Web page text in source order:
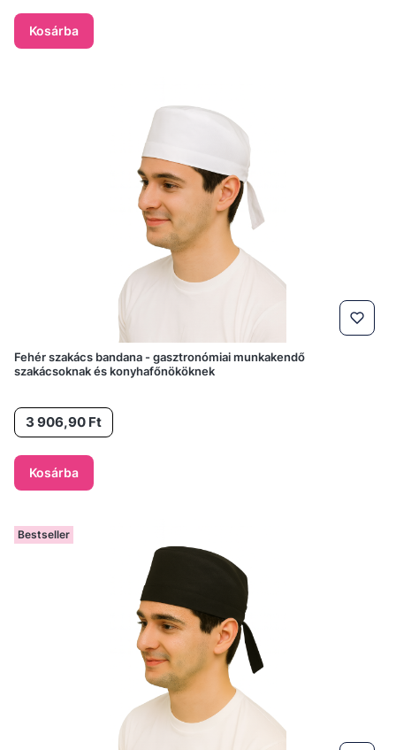
Kosárba
Fehér szakács bandana - gasztronómiai munkakendő
szakácsoknak és konyhafőnököknek
Ár3 906,90 Ft
Kosárba
Bestseller